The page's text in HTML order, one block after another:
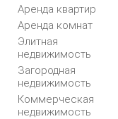
Аренда квартир
Аренда комнат
Элитная
недвижимость
Загородная
недвижимость
Коммерческая
недвижимость